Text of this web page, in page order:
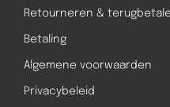
Retourneren &
Betaling
Algemene voorwaarden
Privacybeleid